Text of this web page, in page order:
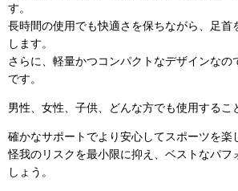
す。
長時間の使用でも快適さを保ちながら、足首
します。
さらに、軽量かつコンパクトなデザインなの
です。
男性、女性、子供、どんな方でも使用するこ
確かなサポートでより安心してスポーツを楽
怪我のリスクを最小限に抑え、ベストなパフ
しょう。